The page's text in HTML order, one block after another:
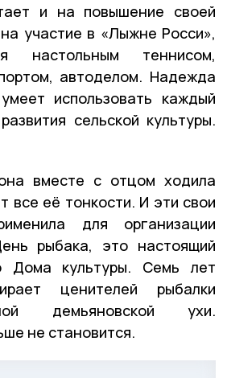
и на повышение своей
участие в «Лыжне Росси»,
теннисом,
автоделом. Надежда
использовать каждый
сельской культуры.
вместе с отцом ходила
все её тонкости. И эти свои
для организации
рыбака, это настоящий
Дома культуры. Семь лет
ценителей рыбалки
демьяновской ухи.
не становится.